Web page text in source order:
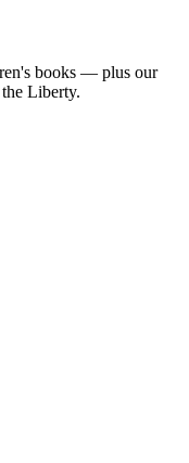
books — plus our
Liberty.